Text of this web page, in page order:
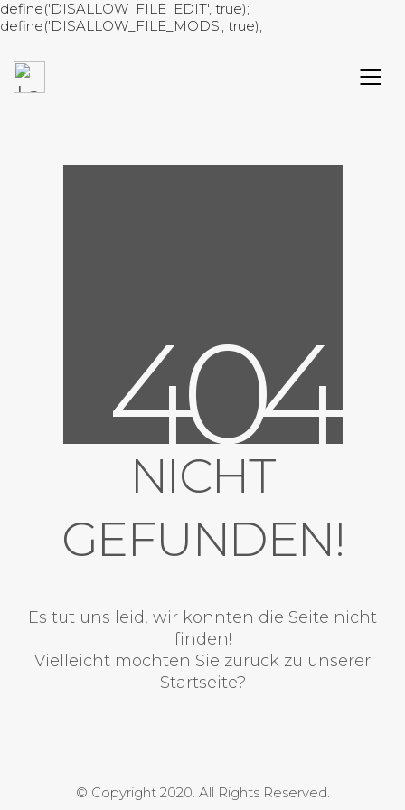
define('DISALLOW_FILE_EDIT', true);
define('DISALLOW_FILE_MODS', true);
404
NICHT
GEFUNDEN!
Es tut uns leid, wir konnten die Seite nicht
finden!
Vielleicht möchten Sie zurück zu unserer
Startseite?
© Copyright 2020. All Rights Reserved.